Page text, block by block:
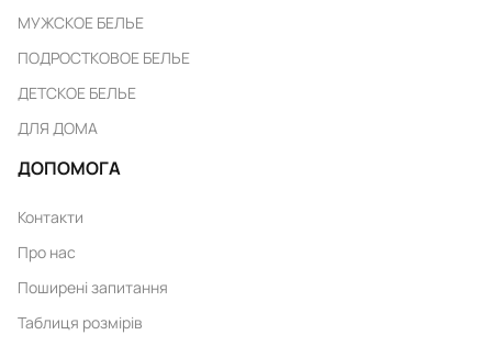
МУЖСКОЕ БЕЛЬЕ
ПОДРОСТКОВОЕ БЕЛЬЕ
ДЕТСКОЕ БЕЛЬЕ
ДЛЯ ДОМА
ДОПОМОГА
Контакти
Про нас
Поширені запитання
Таблиця розмірів